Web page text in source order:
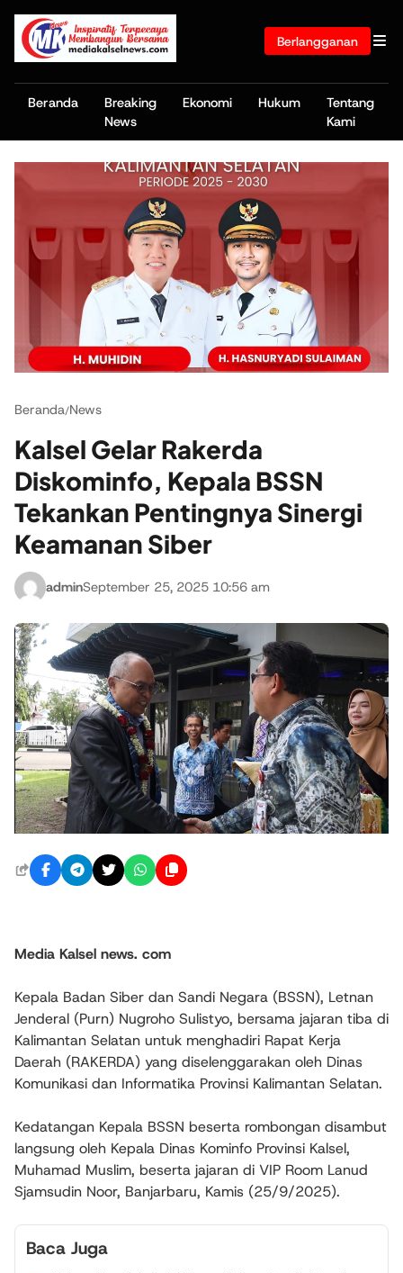
Berlangganan
Beranda
Breaking
News
Ekonomi Hukum
Tentang
Kami
Beranda/News
Kalsel Gelar Rakerda
Diskominfo, Kepala BSSN
Tekankan Pentingnya Sinergi
Keamanan Siber
adminSeptember 25, 2025 10:56 am
Media Kalsel news. com
Kepala Badan Siber dan Sandi Negara (BSSN), Letnan
Jenderal (Purn) Nugroho Sulistyo, bersama jajaran tiba di
Kalimantan Selatan untuk menghadiri Rapat Kerja
Daerah (RAKERDA) yang diselenggarakan oleh Dinas
Komunikasi dan Informatika Provinsi Kalimantan Selatan.
Kedatangan Kepala BSSN beserta rombongan disambut
langsung oleh Kepala Dinas Kominfo Provinsi Kalsel,
Muhamad Muslim, beserta jajaran di VIP Room Lanud
Sjamsudin Noor, Banjarbaru, Kamis (25/9/2025).
Baca Juga